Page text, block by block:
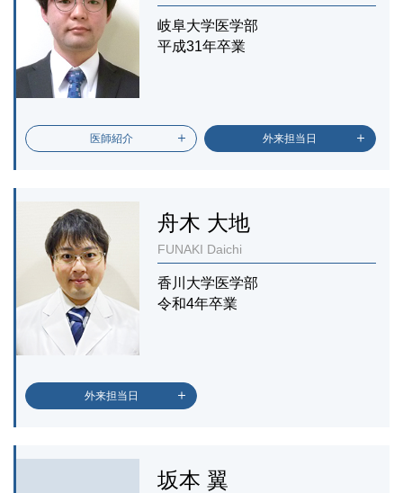
岐阜大学医学部
平成31年卒業
医師紹介 外来担当日
舟木 大地
FUNAKI Daichi
香川大学医学部
令和4年卒業
外来担当日
坂本 翼